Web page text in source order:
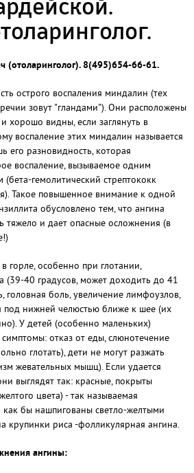
(отоларинголог). 8(495)654-66-61.
острого воспаления миндалин (тех
зовут "гландами"). Они расположены
хорошо видны, если заглянуть в
воспаление этих миндалин называется
его разновидность, которая
воспаление, вызываемое одним
гемолитический стрептококк
Такое повышенное внимание к одной
обусловлено тем, что ангина
тяжело и дает опасные осложнения (в
горле, особенно при глотании,
(39-40 градусов, может доходить до 41
головная боль, увеличение лимфоузлов,
под нижней челюстью ближе к шее (их
У детей (особенно маленьких)
отказ от еды, слюнотечение
глотать), дети не могут разжать
жевательных мышц). Если удается
выглядят так: красные, покрыты
цвета) - так называемая
как бы нашпигованы светло-желтыми
крупинки риса -фолликулярная ангина.
ангины: